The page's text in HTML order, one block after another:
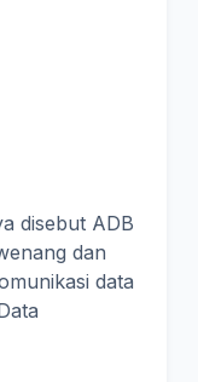
disebut ADB
dan
data